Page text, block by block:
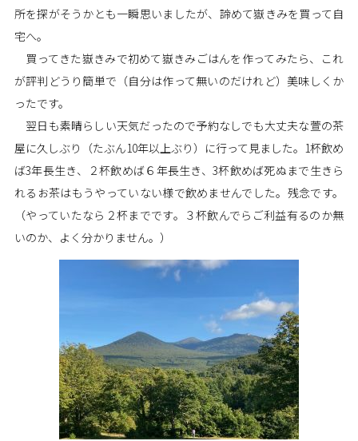
所を探がそうかとも一瞬思いましたが、諦めて嶽きみを買って自
宅へ。
買ってきた嶽きみで初めて嶽きみごはんを作ってみたら、これ
が評判どうり簡単で（自分は作って無いのだけれど）美味しくか
ったです。
翌日も素晴らしい天気だったので予約なしでも大丈夫な萱の茶
屋に久しぶり（たぶん10年以上ぶり）に行って見ました。1杯飲め
ば3年長生き、２杯飲めば６年長生き、3杯飲めば死ぬまで生きら
れるお茶はもうやっていない様で飲めませんでした。残念です。
（やっていたなら２杯までです。３杯飲んでらご利益有るのか無
いのか、よく分かりません。）